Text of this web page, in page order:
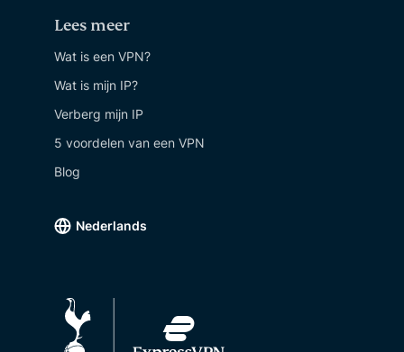
Lees meer
Wat is een VPN?
Wat is mijn IP?
Verberg mijn IP
5 voordelen van een VPN
Blog
Nederlands